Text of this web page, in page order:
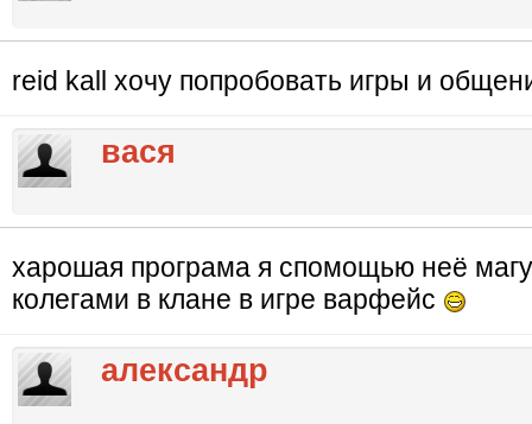
reid kall хочу попробовать игры и
вася
харошая програма я спомощью неё
колегами в клане в игре варфейс
александр